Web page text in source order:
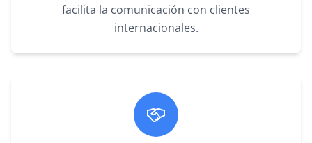
facilita la comunicación con clientes
internacionales.